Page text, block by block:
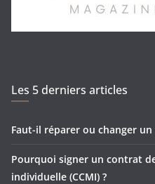
Les 5 derniers articles
Faut-il réparer ou changer
Pourquoi signer un contrat
individuelle (CCMI) ?